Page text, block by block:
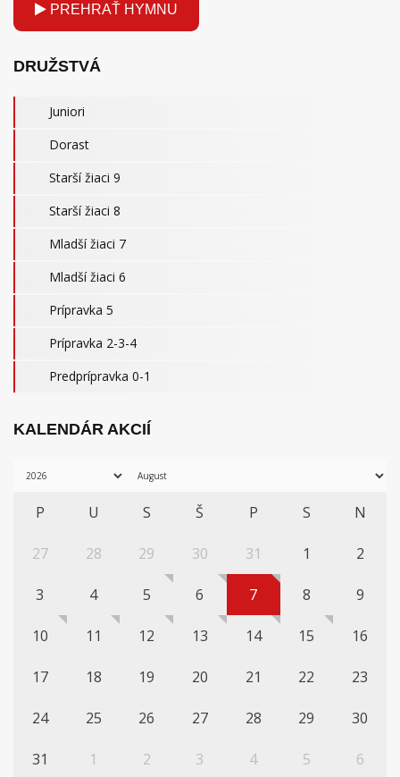
PREHRAŤ HYMNU
DRUŽSTVÁ
Juniori
Dorast
Starší žiaci 9
Starší žiaci 8
Mladší žiaci 7
Mladší žiaci 6
Prípravka 5
Prípravka 2-3-4
Predprípravka 0-1
KALENDÁR AKCIÍ
P U S Š P S N
27 28 29 30 31 1 2
3 4 5 6 7 8 9
10 11 12 13 14 15 16
17 18 19 20 21 22 23
24 25 26 27 28 29 30
31 1 2 3 4 5 6